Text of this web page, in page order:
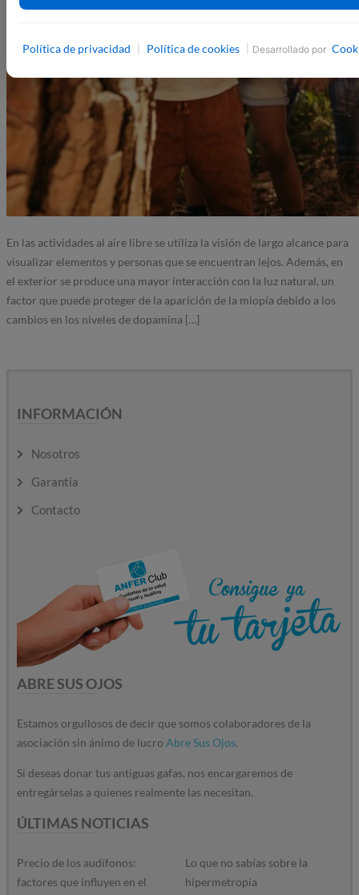
En las actividades al aire libre se utiliza la visión de largo alcance para
visualizar elementos y personas que se encuentran lejos. Además, en
el exterior se produce una mayor interacción con la luz natural, un
factor que puede proteger de la aparición de la miopía debido a los
cambios en los niveles de dopamina […]
INFORMACIÓN
Nosotros
Garantía
Contacto
ABRE SUS OJOS
Estamos orgullosos de decir que somos colaboradores de la
asociación sin ánimo de lucro Abre Sus Ojos.
Si deseas donar tus antiguas gafas, nos encargaremos de
entregárselas a quienes realmente las necesitan.
ÚLTIMAS NOTICIAS
Precio de los audífonos:
factores que influyen en el
Lo que no sabías sobre la
hipermetropía
Política de privacidad Política de cookies Desarrollado por